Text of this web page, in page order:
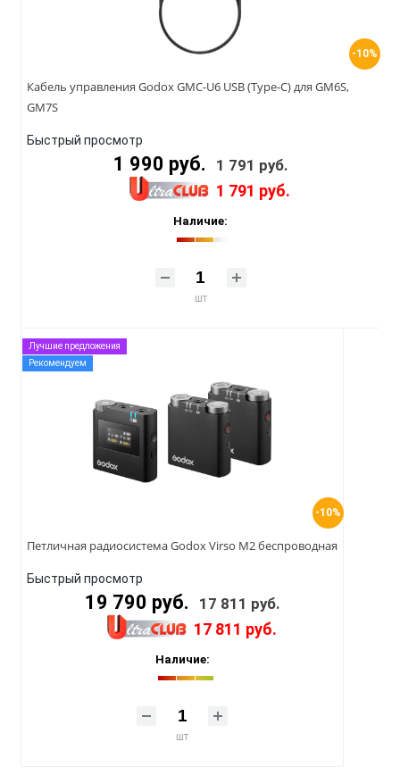
-10%
Кабель управления Godox GMC-U6 USB (Type-C) для GM6S,
GM7S
Быстрый просмотр
1 990 руб. 1 791 руб.
1 791 руб.
Наличие:
шт
-10%
Лучшие предложения
Рекомендуем
Петличная радиосистема Godox Virso M2 беспроводная
Быстрый просмотр
19 790 руб. 17 811 руб.
17 811 руб.
Наличие:
шт